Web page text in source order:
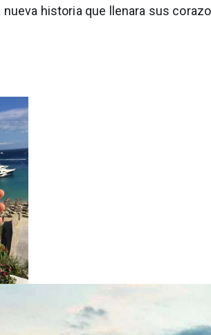
nueva historia que llenara sus